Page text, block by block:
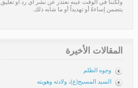
ولكننا في الوقت عينه نعتذر عن نشر أي رد أو تعليق
يتضمن إساءةً أو تهديداً أو ما شابه ذلك.
المقالات الأخيرة
وجوه الظلم
السيد المسيح(ع)، ولادته وهويته